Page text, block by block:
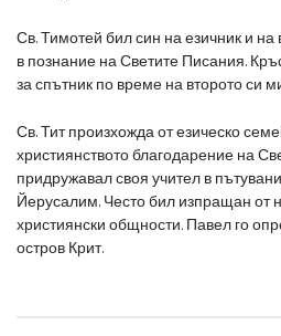
Св. Тимотей бил син на езичник и
в познание на Светите Писания.
за спътник по време на второто си
Св. Тит произхожда от езическо
християнството благодарение на
придружавал своя учител в
Йерусалим. Често бил изпращан от
християнски общности. Павел го
остров Крит.